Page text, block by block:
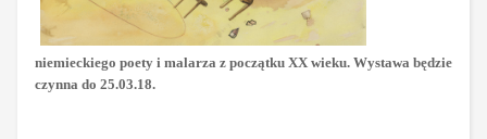
niemieckiego poety i malarza z początku XX wieku. Wystawa będzie
czynna do 25.03.18.